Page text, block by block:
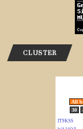
CLUSTER